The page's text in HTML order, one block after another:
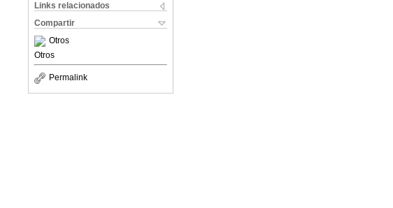
Links relacionados
Compartir
Otros
Otros
Permalink